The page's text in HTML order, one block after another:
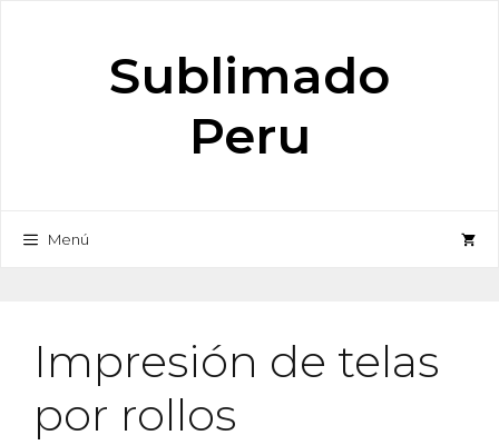
Sublimado
Peru
Menú
Impresión de telas
por rollos